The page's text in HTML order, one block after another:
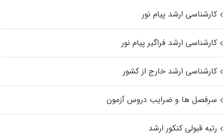
کارشناسی ارشد پیام نور
کارشناسی ارشد فراگیر پیام نور
کارشناسی ارشد خارج از کشور
سرفصل ها و ضرایب دروس آزمون
رتبه قبولی کنکور ارشد